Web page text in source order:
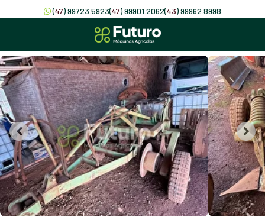
(47) 99723.5923(47) 99901.2062(43) 99962.8998